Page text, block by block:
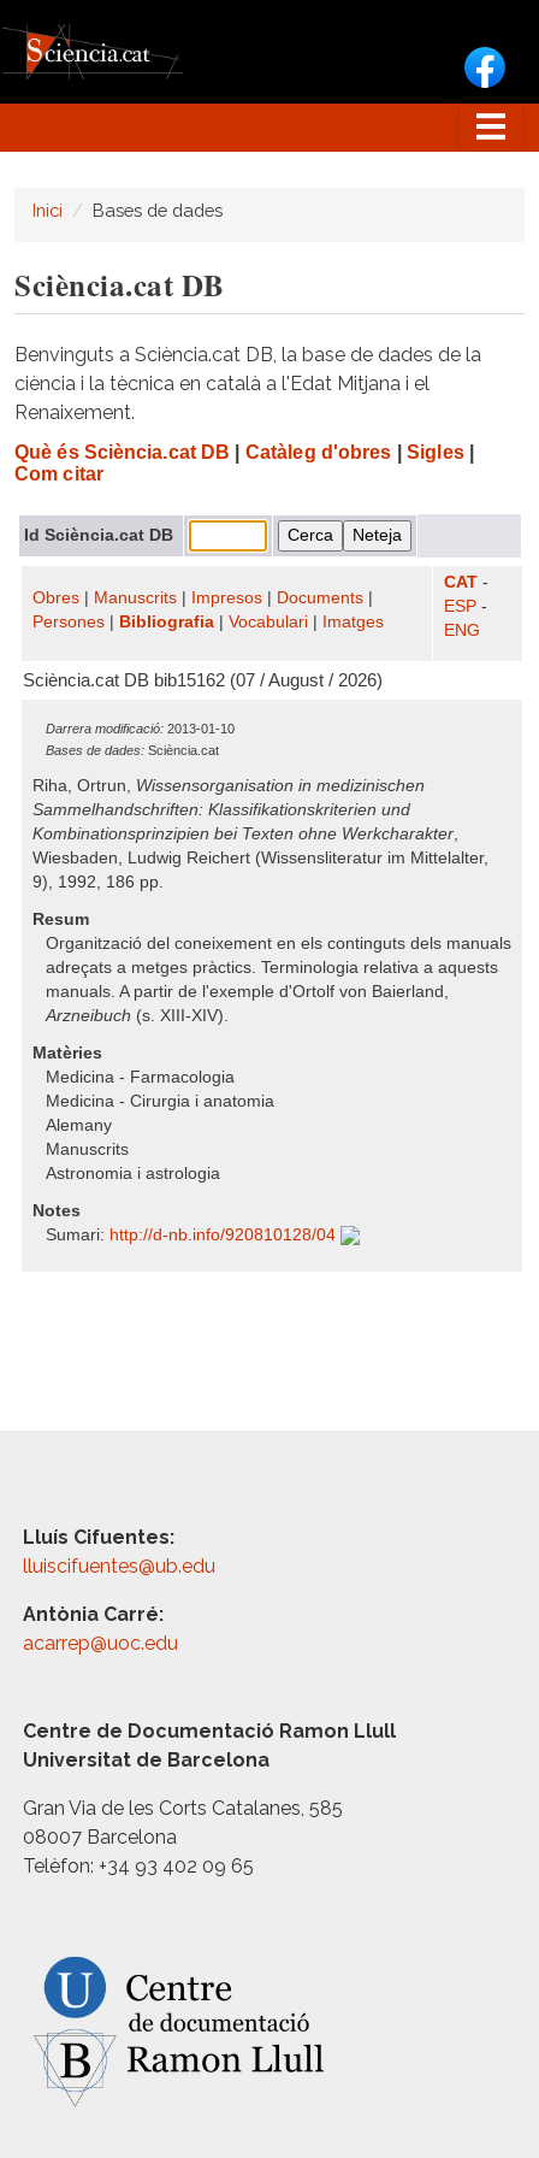
Inici Bases de dades
Sciència.cat DB
Benvinguts a Sciència.cat DB, la base de dades de la
ciència i la tècnica en català a l'Edat Mitjana i el
Renaixement.
Què és Sciència.cat DB Catàleg d'obres Sigles|
Com citar
Id Sciència.cat DB
Obres Manuscrits Impresos Documents
Persones
Bibliografia Vocabulari Imatges
CAT -
ESP -
ENG
Sciència.cat DB bib15162 (07 / August / 2026)
Darrera modificació: 2013-01-10
Bases de dades: Sciència.cat
Riha, Ortrun, Wissensorganisation in medizinischen
Sammelhandschriften: Klassifikationskriterien und
Kombinationsprinzipien bei Texten ohne Werkcharakter,
Wiesbaden, Ludwig Reichert (Wissensliteratur im Mittelalter,
9), 1992, 186 pp.
Resum
Organització del coneixement en els continguts dels manuals
adreçats a metges pràctics. Terminologia relativa a aquests
manuals. A partir de l'exemple d'Ortolf von Baierland,
Arzneibuch (s. XIII-XIV).
Matèries
Medicina - Farmacologia
Medicina - Cirurgia i anatomia
Alemany
Manuscrits
Astronomia i astrologia
Notes
Sumari: http:/​/​d-nb.info/​920810128/​04
Lluís Cifuentes:
lluiscifuentes@ub.edu
Antònia Carré:
acarrep@uoc.edu
Centre de Documentació Ramon Llull
Universitat de Barcelona
Gran Via de les Corts Catalanes, 585
08007 Barcelona
Telèfon: +34 93 402 09 65